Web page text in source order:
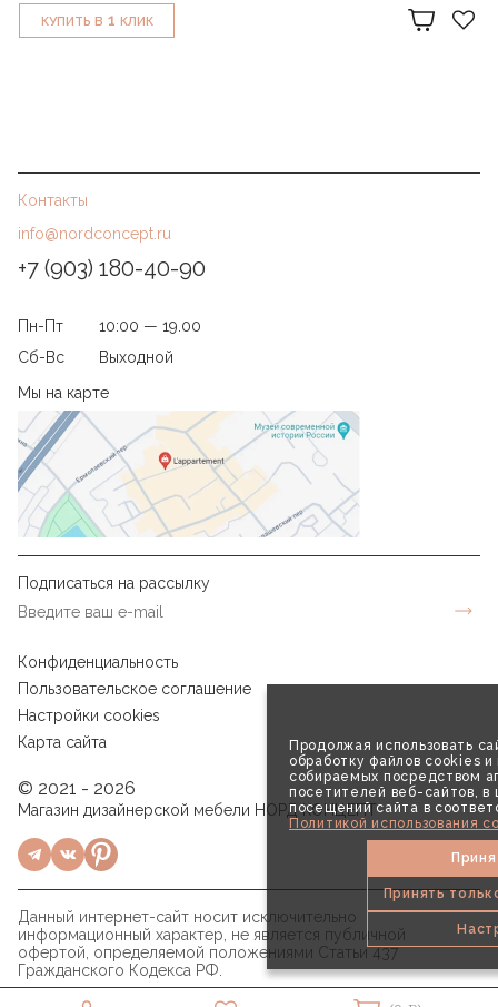
Продолжая использовать
обработку файлов cookies и
собираемых посредством
посетителей веб-сайтов, в
посещений сайта в
Политикой использования
Принять
КУПИТЬ В 1 КЛИК
Контакты
info@nordconcept.ru
+7 (903) 180-40-90
Пн-Пт
10:00 — 19.00
Сб-Вс
Выходной
Мы на карте
Подписаться на рассылку
Конфиденциальность
Пользовательское соглашение
Настройки cookies
Карта сайта
© 2021 - 2026
Магазин дизайнерской мебели НОРД КОНЦЕПТ
Данный интернет-сайт носит исключительно
информационный характер, не является публичной
офертой, определяемой положениями Статьи 437
Гражданского Кодекса РФ.